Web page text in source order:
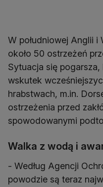
W południowej Anglii i
około 50 ostrzeżeń
Sytuacja się pogarsza,
wskutek
hrabstwach, m.in.
ostrzeżenia przed
spowodowanymi
Walka z wodą i
- Według Agencji
powodzie są teraz